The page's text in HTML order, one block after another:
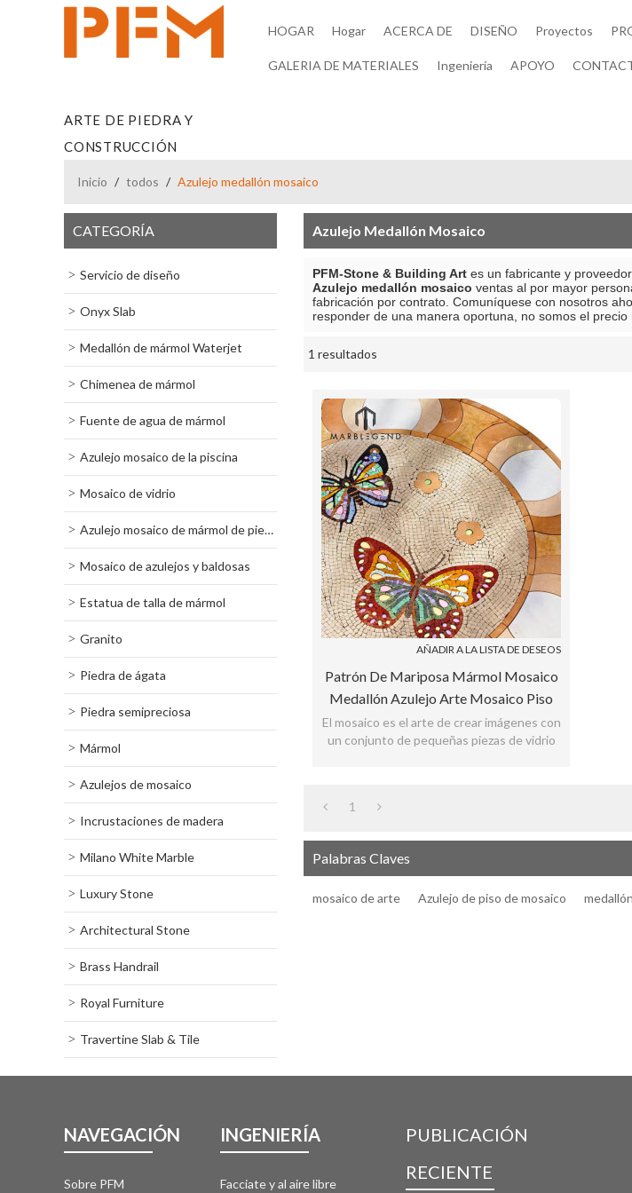
ARTE DE PIEDRA Y
CONSTRUCCIÓN
HOGAR
Hogar ACERCA DE DISEÑO Proyectos
GALERIA DE MATERIALES Ingeniería APOYO
Inicio / todos / Azulejo medallón mosaico
CATEGORÍA
Servicio de diseño
Onyx Slab
Medallón de mármol Waterjet
Chimenea de mármol
Fuente de agua de mármol
Azulejo mosaico de la piscina
Mosaico de vidrio
Azulejo mosaico de mármol de piedra
Mosaico de azulejos y baldosas
Estatua de talla de mármol
Granito
Piedra de ágata
Piedra semipreciosa
Mármol
Azulejos de mosaico
Incrustaciones de madera
Milano White Marble
Luxury Stone
Architectural Stone
Brass Handrail
Royal Furniture
Travertine Slab & Tile
Azulejo Medallón Mosaico
PFM-Stone & Building Art es un fabricante y
Azulejo medallón mosaico ventas al por mayor
fabricación por contrato. Comuníquese con nosotros
responder de una manera oportuna, no somos el precio
1 resultados
escaparate
AÑADIR A LA LISTA DE DESEOS
Patrón De Mariposa Mármol Mosaico
Medallón Azulejo Arte Mosaico Piso
Azulejo
El mosaico es el arte de crear imágenes con
un conjunto de pequeñas piezas de vidrio
1
Palabras Claves
mosaico de arte Azulejo de piso de mosaico
NAVEGACIÓN
Sobre PFM
INGENIERÍA
Facciate y al aire libre
PUBLICACIÓN
RECIENTE